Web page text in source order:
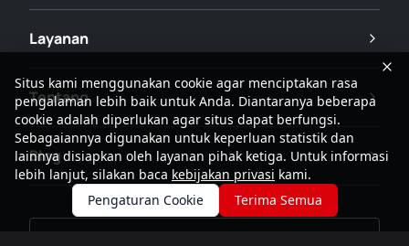
Layanan
Tentang
Blog
Situs kami menggunakan cookie agar menciptakan rasa
pengalaman lebih baik untuk Anda. Diantaranya beberapa
cookie adalah diperlukan agar situs dapat berfungsi.
Sebagaiannya digunakan untuk keperluan statistik dan
lainnya disiapkan oleh layanan pihak ketiga. Untuk informasi
lebih lanjut, silakan baca kebijakan privasi kami.
Pengaturan Cookie
Terima Semua